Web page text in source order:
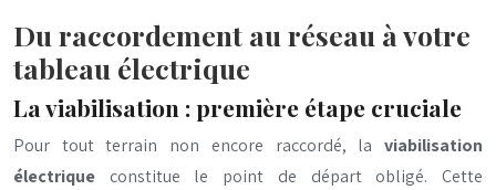
Du raccordement au réseau à votre
tableau électrique
La viabilisation : première étape cruciale
Pour tout terrain non encore raccordé, la viabilisation
électrique constitue le point de départ obligé. Cette